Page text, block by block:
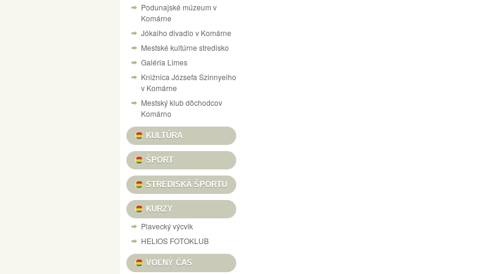
NÁVŠTEVNÝ PORIADOK PEVNOSTI V KOMÁRNE
VÝSTAVA „125 ROKOV VÝROBY LODÍ V KOMÁRNE“ – „A KOMÁROMI HAJÓGYÁRTÁS 125 ÉVE”
VILLA CAMARUM / ZICHY-PONT
PONUKA KULTÚRNYCH PROGRAMOV / KULTURÁLIS PROGRAMAJÁNLÓ – TÝŽDENNÝ / HETI
DOM MATICE SLOVENSKEJ / SLOVENSKÍ REBELI / DRAMAŤÁK / DIVADLO KOMORA
VÝSTAVA ŽELEZNIČNÝCH MODELOV
INFORMAČNÝ PORTÁL PEVNOSTNÉHO SYSTÉMU KOMÁRNA WWW.PEVNOST-KOMARNO.SK
HANGULATOK FOTOVÝSTAVA FERENCZI ÉVI A PREZMECZKY PÉTER
Podunajské múzeum v
Komárne
Jókaiho divadlo v Komárne
Mestské kultúrne stredisko
Galéria Limes
Knižnica Józsefa Szinnyeiho
v Komárne
Mestský klub dôchodcov
Komárno
KULTÚRA
ŠPORT
STREDISKÁ ŠPORTU
KURZY
Plavecký výcvik
HELIOS FOTOKLUB
VOĽNÝ ČAS